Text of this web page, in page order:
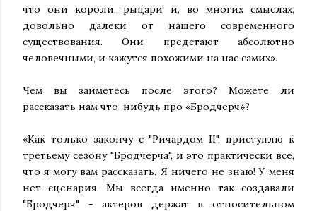
что они короли, рыцари и, во многих смыслах,
довольно далеки от нашего современного
существования. Они предстают абсолютно
человечными, и кажутся похожими на нас самих».
Чем вы займетесь после этого? Можете ли
рассказать нам что-нибудь про «Бродчерч»?
«Как только закончу с "Ричардом II", приступлю к
третьему сезону "Бродчерча", и это практически все,
что я могу вам рассказать. Я ничего не знаю! У меня
нет сценария. Мы всегда именно так создавали
"Бродчерч" - актеров держат в относительном